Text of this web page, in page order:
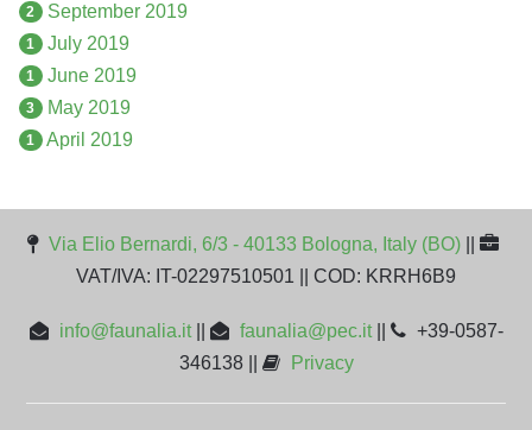
2 September 2019
1 July 2019
1 June 2019
3 May 2019
1 April 2019
Via Elio Bernardi, 6/3 - 40133 Bologna, Italy (BO)
VAT/IVA: IT-02297510501 || COD: KRRH6B9
info@faunalia.it|| faunalia@pec.it||
+39-0587-
346138 ||
Privacy